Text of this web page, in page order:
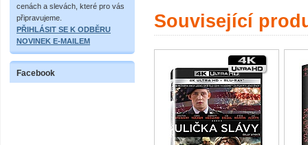
cenách a slevách, které pro vás
připravujeme.
PŘIHLÁSIT SE K ODBĚRU
NOVINEK E-MAILEM
Facebook
Související